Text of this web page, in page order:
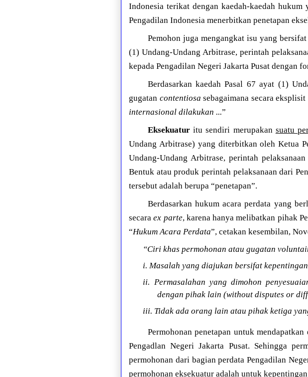
Indonesia terikat dengan kaedah-kaedah
Pengadilan Indonesia menerbitkan penetapan
Pemohon juga mengangkat isu yang
(1) Undang-Undang Arbitrase, perintah
kepada Pengadilan Negeri Jakarta Pusat dengan
Berdasarkan kaedah Pasal 67 ayat (1)
gugatan contentiosa sebagaimana secara
internasional dilakukan ...”
Eksekuaturitu sendiri merupakan suatu
Undang Arbitrase) yang diterbitkan oleh Ketua
Undang-Undang Arbitrase, perintah
Bentuk atau produk perintah pelaksanaan dari
tersebut adalah berupa “penetapan”.
Berdasarkan hukum acara perdata yang
secaraex parte, karena hanya melibatkan pihak
“Hukum Acara Perdata”, cetakan kesembilan,
“Ciri khas permohonan atau gugatan
i. Masalah yang diajukan bersifat
ii. Permasalahan yang dimohon
dengan pihak lain (without disputes or
iii. Tidak ada orang lain atau pihak ketiga
Permohonan penetapan untuk
Pengadlan Negeri Jakarta Pusat. Sehingga
permohonan dari bagian perdata Pengadilan
permohonan eksekuatur adalah untuk